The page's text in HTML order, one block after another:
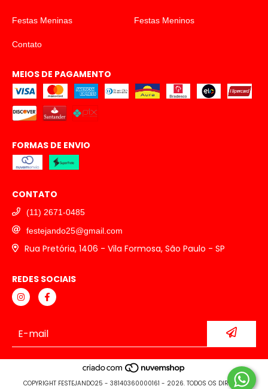
Festas Meninas Festas Meninos
Contato
MEIOS DE PAGAMENTO
FORMAS DE ENVIO
CONTATO
(11) 2671-0485
festejando25@gmail.com
Rua Pretória, 1406 - Vila Formosa, São Paulo - SP
REDES SOCIAIS
COPYRIGHT FESTEJANDO25 - 38140360000161 - 2026. TODOS OS DIREITOS